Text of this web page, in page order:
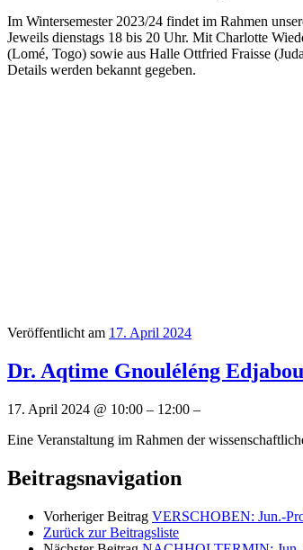
Im Wintersemester 2023/24 findet im Rahmen
Jeweils dienstags 18 bis 20 Uhr. Mit Charlotte
(Lomé, Togo) sowie aus Halle Ottfried Fraisse
Details werden bekannt gegeben.
Veröffentlicht am 17. April 2024
Dr. Aqtime Gnouléléng
17. April 2024 @ 10:00 – 12:00 –
Eine Veranstaltung im Rahmen der
Beitragsnavigation
Vorheriger Beitrag VERSCHOBEN: Jun.-
Zurück zur Beitragsliste